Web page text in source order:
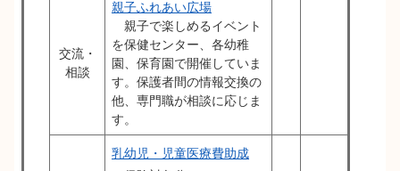
交流・
相談
親子ふれあい広場
親子で楽しめるイベント
を保健センター、各幼稚
園、保育園で開催していま
す。保護者間の情報交換の
他、専門職が相談に応じま
す。
乳幼児・児童医療費助成